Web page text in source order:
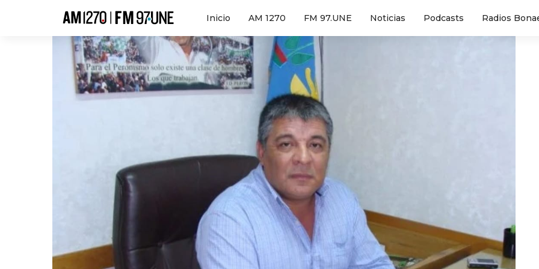
Inicio AM 1270 FM 97.UNE Noticias Podcasts Radios